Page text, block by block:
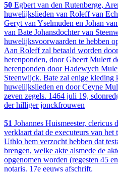
50 Egbert van den Rutenberge,
huwelijkslieden van Roleff van
Geryt van Yselmuden en Johan
van Bate Johansdochter van
huwelijksvoorwaarden te hebben
Aan Roleff zal betaald worden
herenponden, door Gheert Mulert
herenponden door Hadewych
Steenwijck. Bate zal enige kleding
huwelijkslieden en door Ceyne
zeven zegels. 1464 juli 19,
der hilliger jonckfrouwen
51 Johannes Huismeester, clericus
verklaart dat de executeurs van het
Uthlo hem verzocht hebben dat
brengen, welke akte alsmede de
opgenomen worden (regesten 45
notaris. 17e eeuws afschrift.